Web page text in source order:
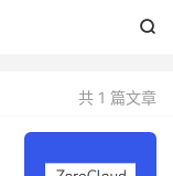

共 1 篇文章